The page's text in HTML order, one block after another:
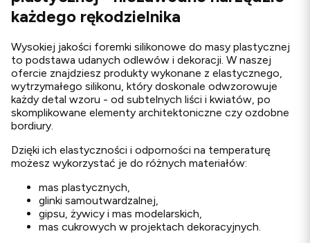
każdego rękodzielnika
Wysokiej jakości foremki silikonowe do masy plastycznej
to podstawa udanych odlewów i dekoracji. W naszej
ofercie znajdziesz produkty wykonane z elastycznego,
wytrzymałego silikonu, który doskonale odwzorowuje
każdy detal wzoru - od subtelnych liści i kwiatów, po
skomplikowane elementy architektoniczne czy ozdobne
bordiury.
Dzięki ich elastyczności i odporności na temperaturę
możesz wykorzystać je do różnych materiałów:
mas plastycznych,
glinki samoutwardzalnej,
gipsu, żywicy i mas modelarskich,
mas cukrowych w projektach dekoracyjnych.